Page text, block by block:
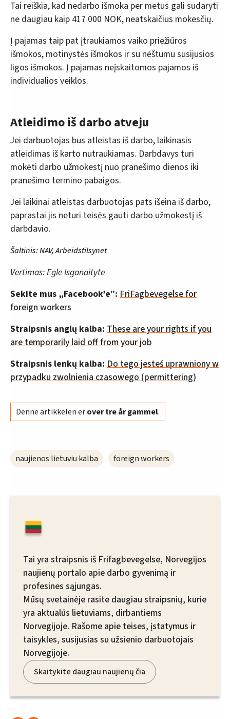
Tai reiškia, kad nedarbo išmoka per metus gali sudaryti
ne daugiau kaip 417 000 NOK, neatskaičius mokesčių.
Į pajamas taip pat įtraukiamos vaiko priežiūros
išmokos, motinystės išmokos ir su nėštumu susijusios
ligos išmokos. Į pajamas neįskaitomos pajamos iš
individualios veiklos.
Atleidimo iš darbo atveju
Jei darbuotojas bus atleistas iš darbo, laikinasis
atleidimas iš karto nutraukiamas. Darbdavys turi
mokėti darbo užmokestį nuo pranešimo dienos iki
pranešimo termino pabaigos.
Jei laikinai atleistas darbuotojas pats išeina iš darbo,
paprastai jis neturi teisės gauti darbo užmokestį iš
darbdavio.
Šaltinis: NAV, Arbeidstilsynet
Vertimas: Egle Isganaityte
Sekite mus „Facebook’e‟: FriFagbevegelse for
foreign workers
Straipsnis anglų kalba: These are your rights if you
are temporarily laid off from your job
Straipsnis lenkų kalba: Do tego jesteś uprawniony w
przypadku zwolnienia czasowego (permittering)
Denne artikkelen erover tre år gammel.
naujienos lietuviu kalba foreign workers
Tai yra straipsnis iš Frifagbevegelse, Norvegijos
naujienų portalo apie darbo gyvenimą ir
profesines sąjungas.
Mūsų svetainėje rasite daugiau straipsnių, kurie
yra aktualūs lietuviams, dirbantiems
Norvegijoje. Rašome apie teises, įstatymus ir
taisykles, susijusias su užsienio darbuotojais
Norvegijoje.
Skaitykite daugiau naujienų čia